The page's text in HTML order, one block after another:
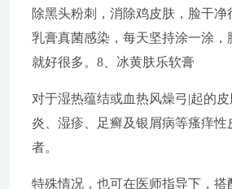
除黑头粉刺，消除鸡皮肤，脸干净
乳膏真菌感染，每天坚持涂一涂，
就好很多。8、冰黄肤乐软膏
对于湿热蕴结或血热风燥弓|起的
炎、湿疹、足癣及银屑病等瘙痒性
者。
特殊情况，也可在医师指导下，搭